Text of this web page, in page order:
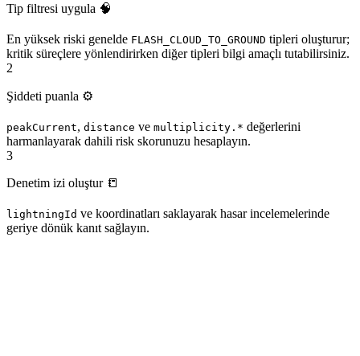
Tip filtresi uygula 🧠
En yüksek riski genelde FLASH_CLOUD_TO_GROUND tipleri oluşturur;
kritik süreçlere yönlendirirken diğer tipleri bilgi amaçlı tutabilirsiniz.
2
Şiddeti puanla ⚙️
peakCurrent, distance ve multiplicity.* değerlerini
harmanlayarak dahili risk skorunuzu hesaplayın.
3
Denetim izi oluştur 📒
lightningId ve koordinatları saklayarak hasar incelemelerinde
geriye dönük kanıt sağlayın.